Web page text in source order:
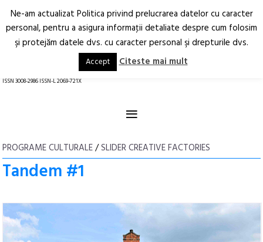
Arhitectură.
Oraș.
RO EN
ISSN 3008-2986 ISSN-L 2069-721X
≡
PROGRAME CULTURALE/SLIDER CREATIVE FACTORIES
Tandem #1
Ne-am actualizat Politica privind prelucrarea datelor cu caracter
personal, pentru a asigura informaţii detaliate despre cum folosim
şi protejăm datele dvs. cu caracter personal şi drepturile dvs.
Accept Citeste mai mult